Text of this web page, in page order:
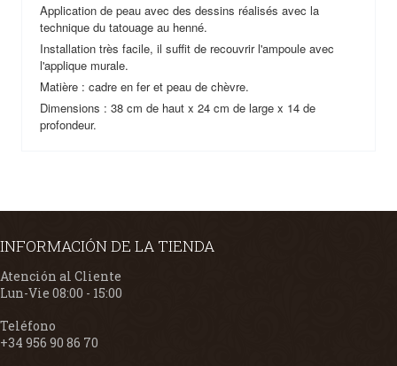
Application de peau avec des dessins réalisés avec la
technique du tatouage au henné.
Installation très facile, il suffit de recouvrir l'ampoule avec
l'applique murale.
Matière : cadre en fer et peau de chèvre.
Dimensions : 38 cm de haut x 24 cm de large x 14 de
profondeur.
INFORMACIÓN DE LA TIENDA
Atención al Cliente
Lun-Vie 08:00 - 15:00
Teléfono
+34 956 90 86 70